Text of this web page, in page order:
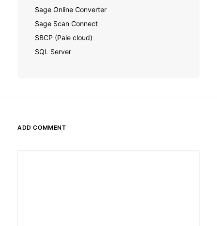
Sage Online Converter
Sage Scan Connect
SBCP (Paie cloud)
SQL Server
ADD COMMENT